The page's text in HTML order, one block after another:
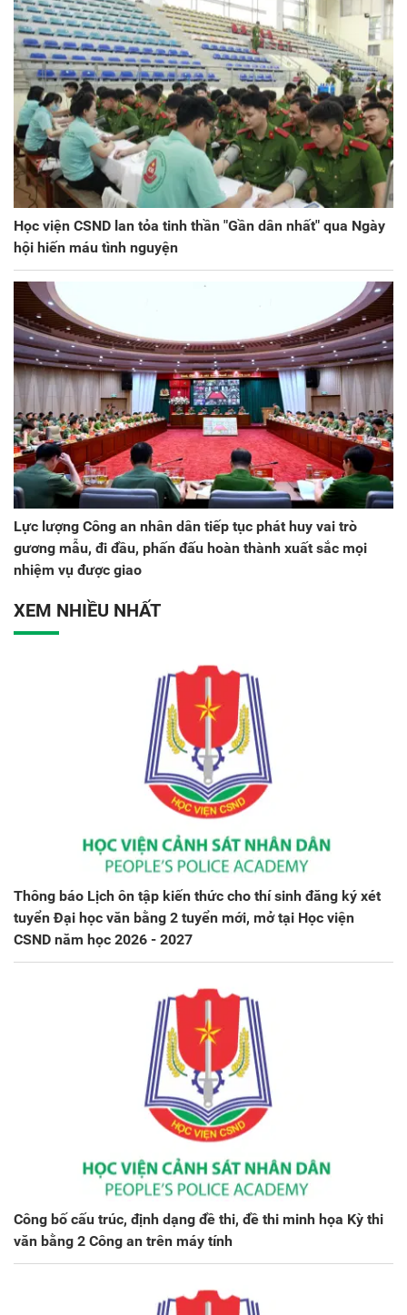
Học viện CSND lan tỏa tinh thần "Gần dân nhất" qua Ngày
hội hiến máu tình nguyện
Lực lượng Công an nhân dân tiếp tục phát huy vai trò
gương mẫu, đi đầu, phấn đấu hoàn thành xuất sắc mọi
nhiệm vụ được giao
XEM NHIỀU NHẤT
Thông báo Lịch ôn tập kiến thức cho thí sinh đăng ký xét
tuyển Đại học văn bằng 2 tuyển mới, mở tại Học viện
CSND năm học 2026 - 2027
Công bố cấu trúc, định dạng đề thi, đề thi minh họa Kỳ thi
văn bằng 2 Công an trên máy tính